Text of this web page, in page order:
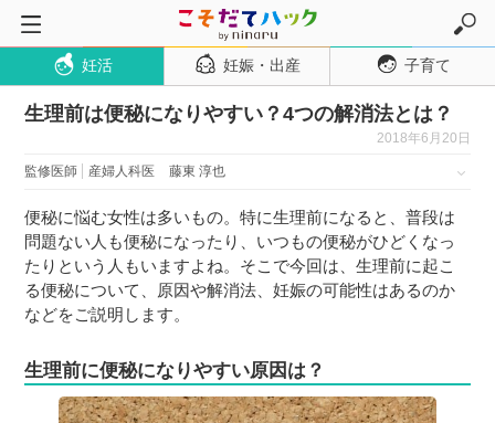
トップページ
妊活
妊娠初期
妊娠中期
妊娠後期
子育て・育児
０歳児
妊活 妊娠・出産 子育て
生理前は便秘になりやすい？4つの解消法とは？
2018年6月20日
監修医師 産婦人科医 藤東 淳也
便秘に悩む女性は多いもの。特に生理前になると、普段は
問題ない人も便秘になったり、いつもの便秘がひどくなっ
たりという人もいますよね。そこで今回は、生理前に起こ
る便秘について、原因や解消法、妊娠の可能性はあるのか
などをご説明します。
生理前に便秘になりやすい原因は？